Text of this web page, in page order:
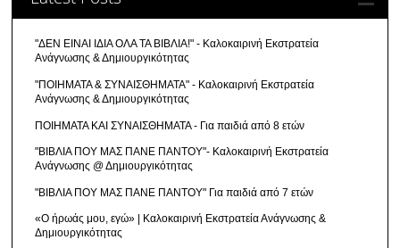
"ΔΕΝ ΕΙΝΑΙ ΙΔΙΑ ΟΛΑ ΤΑ ΒΙΒΛΙΑ!" - Καλοκαιρινή Εκστρατεία
Ανάγνωσης & Δημιουργικότητας
"ΠΟΙΗΜΑΤΑ & ΣΥΝΑΙΣΘΗΜΑΤΑ" - Καλοκαιρινή Εκστρατεία
Ανάγνωσης & Δημιουργικότητας
ΠΟΙΗΜΑΤΑ ΚΑΙ ΣΥΝΑΙΣΘΗΜΑΤΑ - Για παιδιά από 8 ετών
"ΒΙΒΛΙΑ ΠΟΥ ΜΑΣ ΠΑΝΕ ΠΑΝΤΟΥ"- Καλοκαιρινή Εκστρατεία
Ανάγνωσης @ Δημιουργικότητας
"ΒΙΒΛΙΑ ΠΟΥ ΜΑΣ ΠΑΝΕ ΠΑΝΤΟΥ" Για παιδιά από 7 ετών
«Ο ήρωάς μου, εγώ» | Καλοκαιρινή Εκστρατεία Ανάγνωσης &
Δημιουργικότητας